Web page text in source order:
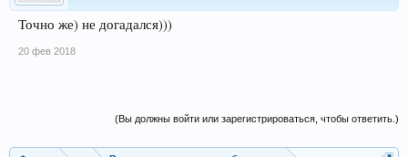
Точно же) не догадался)))
20 фев 2018
(Вы должны войти или зарегистрироваться, чтобы ответить.)